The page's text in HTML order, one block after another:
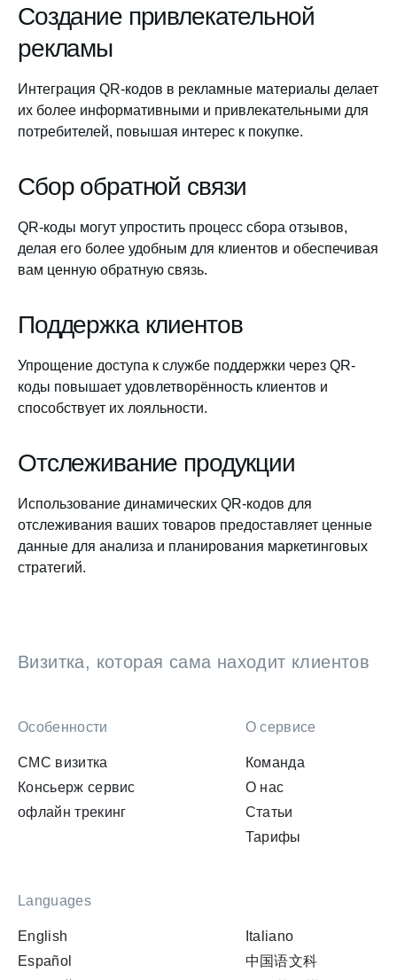
Создание привлекательной
рекламы
Интеграция QR-кодов в рекламные материалы делает
их более информативными и привлекательными для
потребителей, повышая интерес к покупке.
Сбор обратной связи
QR-коды могут упростить процесс сбора отзывов,
делая его более удобным для клиентов и обеспечивая
вам ценную обратную связь.
Поддержка клиентов
Упрощение доступа к службе поддержки через QR-
коды повышает удовлетворённость клиентов и
способствует их лояльности.
Отслеживание продукции
Использование динамических QR-кодов для
отслеживания ваших товаров предоставляет ценные
данные для анализа и планирования маркетинговых
стратегий.
Визитка, которая сама находит клиентов
Особенности
СМС визитка
Консьерж сервис
офлайн трекинг
О сервисе
Команда
О нас
Статьи
Тарифы
Languages
English
Español
Italiano
中国语文科